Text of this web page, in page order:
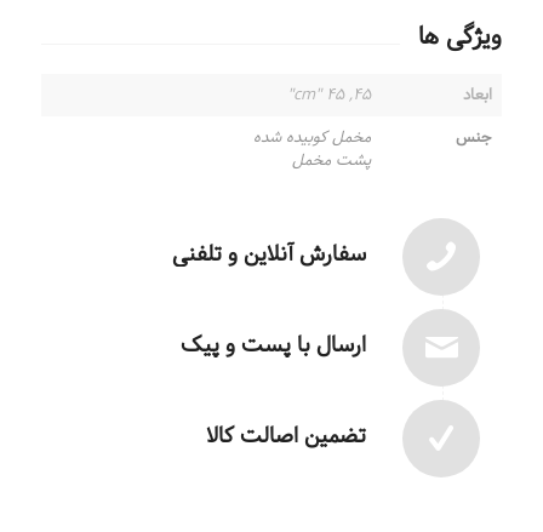
ویژگی ها
ابعاد
۴۵, ۴۵ "cm"
جنس
مخمل کوبیده شده
پشت مخمل
سفارش آنلاین و تلفنی
ارسال با پست و پیک
تضمین اصالت کالا